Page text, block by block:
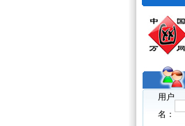
用户
名：